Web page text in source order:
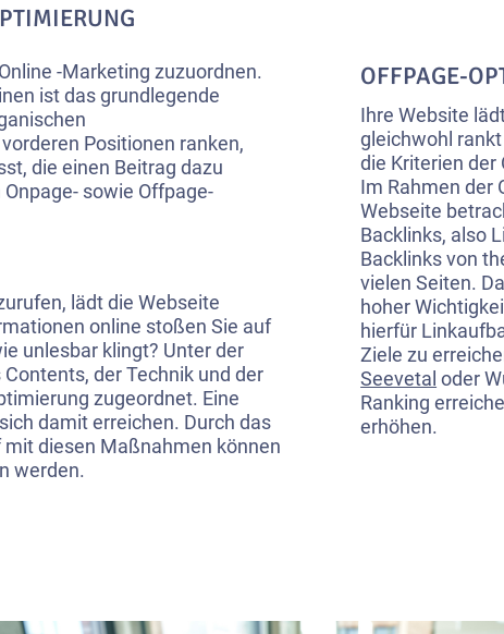
-Marketing zuzuordnen.
ist das grundlegende
Positionen ranken,
die einen Beitrag dazu
sowie Offpage-
lädt die Webseite
online stoßen Sie auf
unlesbar klingt? Unter der
der Technik und der
zugeordnet. Eine
damit erreichen. Durch das
diesen Maßnahmen können
werden.
OFFPAGE-
Ihre Website
gleichwohl
die Kriterien der
Im Rahmen der
Webseite
Backlinks, also
Backlinks von
vielen Seiten.
hoher
hierfür
Ziele zu
Seevetal oder
Ranking
erhöhen.